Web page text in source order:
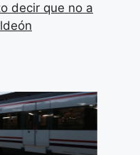
decir que no a